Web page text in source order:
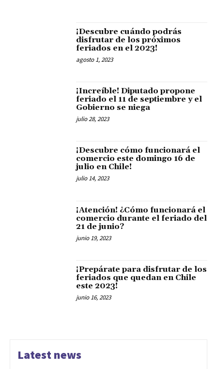
¡Descubre cuándo podrás
disfrutar de los próximos
feriados en el 2023!
agosto 1, 2023
¡Increíble! Diputado propone
feriado el 11 de septiembre y el
Gobierno se niega
julio 28, 2023
¡Descubre cómo funcionará el
comercio este domingo 16 de
julio en Chile!
julio 14, 2023
¡Atención! ¿Cómo funcionará el
comercio durante el feriado del
21 de junio?
junio 19, 2023
¡Prepárate para disfrutar de los
feriados que quedan en Chile
este 2023!
junio 16, 2023
Latest news